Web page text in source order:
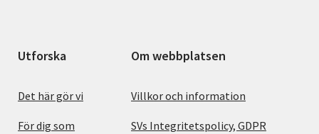
Utforska
Det här gör vi
För dig som
Om webbplatsen
Villkor och information
SVs Integritetspolicy, GDPR